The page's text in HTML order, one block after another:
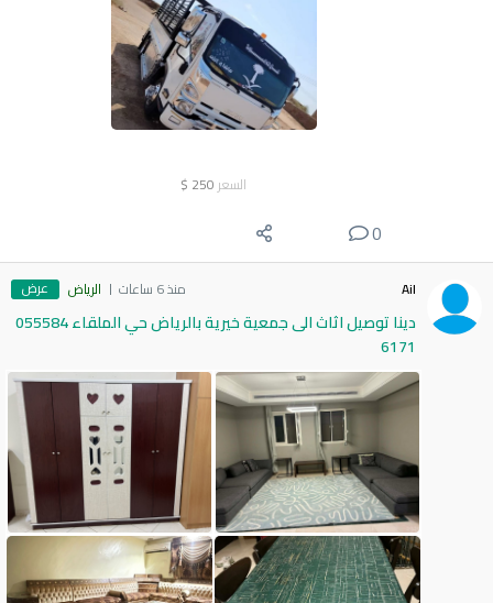
السعر 250
$
0
Ail منذ 6 ساعات الرياض عرض
دينا توصيل اثاث الى جمعية خيرية بالرياض حي الملقاء 055584
6171